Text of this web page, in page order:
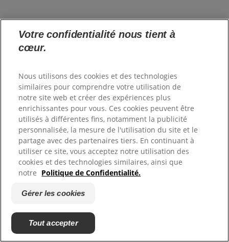
En savoir plus :
Hill’s VET ESSENTIALS MULTI-BENEFIT +Weight Croquettes
au thon pour jeune chat adulte
Hill’s VET ESSENTIALS MULTI-BENEFIT +Low Fat +High
Fibre Sachets repas au poulet pour chat, cuisson lente, 12 sachets de
85 g
+Dentaire
Réduit l’accumulation de plaque et de tartre tout en maintenant les
Votre confidentialité nous tient à
cœur.
Nous utilisons des cookies et des technologies
similaires pour comprendre votre utilisation de
notre site web et créer des expériences plus
enrichissantes pour vous. Ces cookies peuvent être
utilisés à différentes fins, notamment la publicité
personnalisée, la mesure de l'utilisation du site et le
partage avec des partenaires tiers. En continuant à
utiliser ce site, vous acceptez notre utilisation des
cookies et des technologies similaires, ainsi que
notre Politique de Confidentialité.
Gérer les cookies
Tout accepter